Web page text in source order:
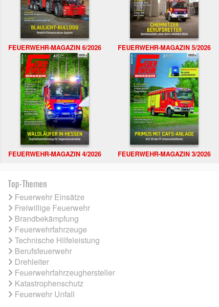
FEUERWEHR-MAGAZIN 6/2026 FEUERWEHR-MAGAZIN 5/2026
FEUERWEHR-MAGAZIN 4/2026 FEUERWEHR-MAGAZIN 3/2026
Top-Themen
Feuerwehr Einsätze
Freiwillige Feuerwehr
Brandbekämpfung
Feuerwehrfahrzeuge
Technische Hilfeleistung
Berufsfeuerwehr
Drehleiter
Feuerwehrfahrzeughersteller
Katastrophenschutz
Feuerwehr Unfall